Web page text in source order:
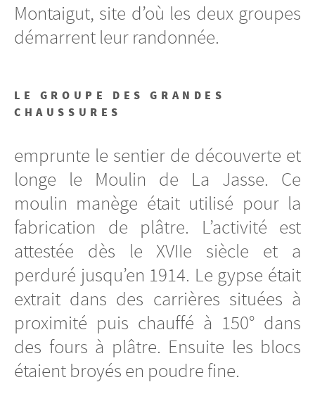
Montaigut, site d’où les deux groupes
démarrent leur randonnée.
LE GROUPE DES GRANDES
CHAUSSURES
emprunte le sentier de découverte et
longe le Moulin de La Jasse. Ce
moulin manège était utilisé pour la
fabrication de plâtre. L’activité est
attestée dès le XVIIe siècle et a
perduré jusqu’en 1914. Le gypse était
extrait dans des carrières situées à
proximité puis chauffé à 150° dans
des fours à plâtre. Ensuite les blocs
étaient broyés en poudre fine.